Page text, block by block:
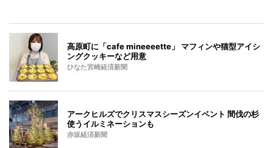
高原町に「cafe mineeeette」 マフィンや猫型アイシ
ングクッキーなど用意
ひなた宮崎経済新聞
アークヒルズでクリスマスシーズンイベント 間伐の杉
使うイルミネーションも
赤坂経済新聞